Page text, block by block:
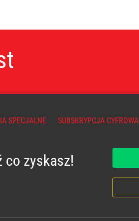
SPECJALNE SUBSKRYPCJA CYFROWA
co zyskasz!